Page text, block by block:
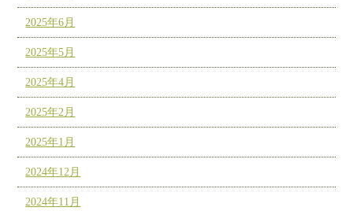
2025年6月
2025年5月
2025年4月
2025年2月
2025年1月
2024年12月
2024年11月